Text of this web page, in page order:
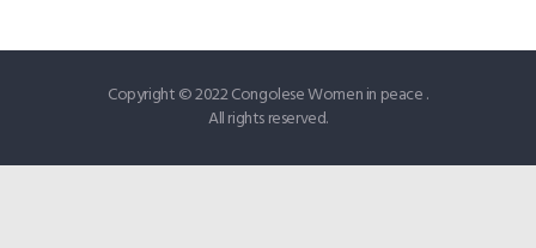
Copyright © 2022 Congolese Women in peace .
All rights reserved.